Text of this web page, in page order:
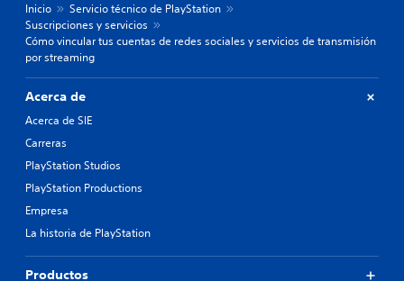
Inicio
Servicio técnico de PlayStation
Suscripciones y servicios
Cómo vincular tus cuentas de redes sociales y servicios de transmisión
por streaming
Acerca de
Acerca de SIE
Carreras
PlayStation Studios
PlayStation Productions
Empresa
La historia de PlayStation
Productos